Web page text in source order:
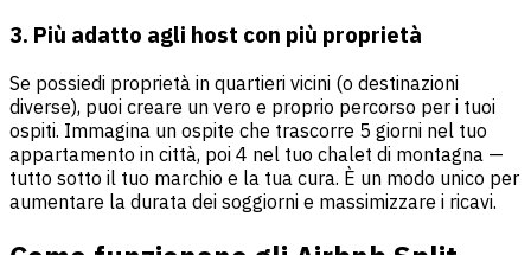
3. Più adatto agli host con più proprietà
Se possiedi proprietà in quartieri vicini (o destinazioni
diverse), puoi creare un vero e proprio percorso per i tuoi
ospiti. Immagina un ospite che trascorre 5 giorni nel tuo
appartamento in città, poi 4 nel tuo chalet di montagna —
tutto sotto il tuo marchio e la tua cura. È un modo unico per
aumentare la durata dei soggiorni e massimizzare i ricavi.